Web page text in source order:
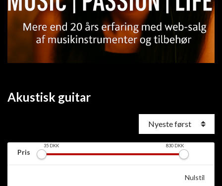
Nulstil
Pris
35 DKK 830 DKK
Akustisk guitar